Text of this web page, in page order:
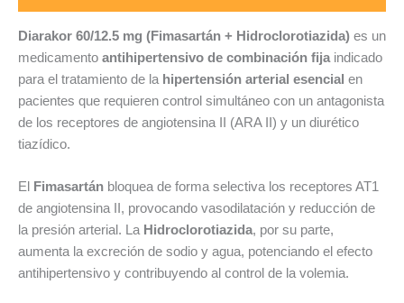
Diarakor 60/12.5 mg (Fimasartán + Hidroclorotiazida) es un
medicamento antihipertensivo de combinación fija indicado
para el tratamiento de la hipertensión arterial esencial en
pacientes que requieren control simultáneo con un antagonista
de los receptores de angiotensina II (ARA II) y un diurético
tiazídico.
El Fimasartán bloquea de forma selectiva los receptores AT1
de angiotensina II, provocando vasodilatación y reducción de
la presión arterial. La Hidroclorotiazida, por su parte,
aumenta la excreción de sodio y agua, potenciando el efecto
antihipertensivo y contribuyendo al control de la volemia.